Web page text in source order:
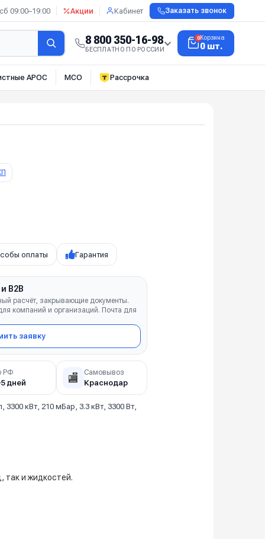
09:00–19:00 Акции Кабинет Заказать звонок
8 800 350-16-98
БЕСПЛАТНО ПО РОССИИ
0Корзина
0 шт.
АРОС МСО Рассрочка
оплаты Гарантия
B2B
расчёт, закрывающие документы.
компаний и организаций. Почта для
заявку
РФ
дней 🏬 Самовывоз
Краснодар
3300 кВт, 210 мБар, 3.3 кВт, 3300 Вт,
так и жидкостей.